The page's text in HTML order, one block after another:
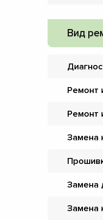
Вид
Ремонт
Ремонт
Замена
Замена
Замена